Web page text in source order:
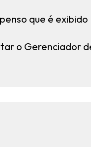
que é exibido
o Gerenciador